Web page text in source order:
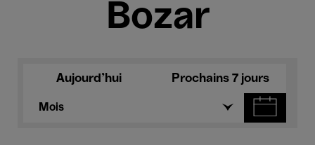
Bozar
Aujourd'hui Prochains 7 jours
Mois